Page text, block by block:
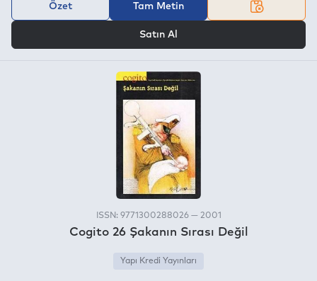
Özet Tam Metin
Satın Al
ISSN: 9771300288026 — 2001
Cogito 26 Şakanın Sırası Değil
Yapı Kredi Yayınları